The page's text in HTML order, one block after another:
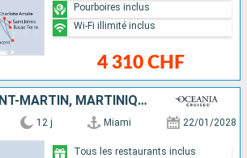
4 310 CHF
Pourboires inclus
Wi-Fi illimité inclus
ÉTATS-UNIS, SAINT-MARTIN, MARTINIQUE, SAINTE-LUCIE, GRENADE, ARUBA
12 j Miami 22/01/2028
Tous les restaurants inclus